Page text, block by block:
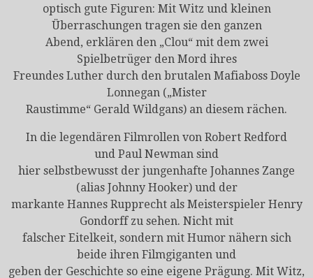
optisch gute Figuren: Mit Witz und kleinen
Überraschungen tragen sie den ganzen
Abend, erklären den „Clou“ mit dem zwei
Spielbetrüger den Mord ihres
Freundes Luther durch den brutalen Mafiaboss Doyle
Lonnegan („Mister
Raustimme“ Gerald Wildgans) an diesem rächen.
In die legendären Filmrollen von Robert Redford
und Paul Newman sind
hier selbstbewusst der jungenhafte Johannes Zange
(alias Johnny Hooker) und der
markante Hannes Rupprecht als Meisterspieler Henry
Gondorff zu sehen. Nicht mit
falscher Eitelkeit, sondern mit Humor nähern sich
beide ihren Filmgiganten und
geben der Geschichte so eine eigene Prägung. Mit Witz,